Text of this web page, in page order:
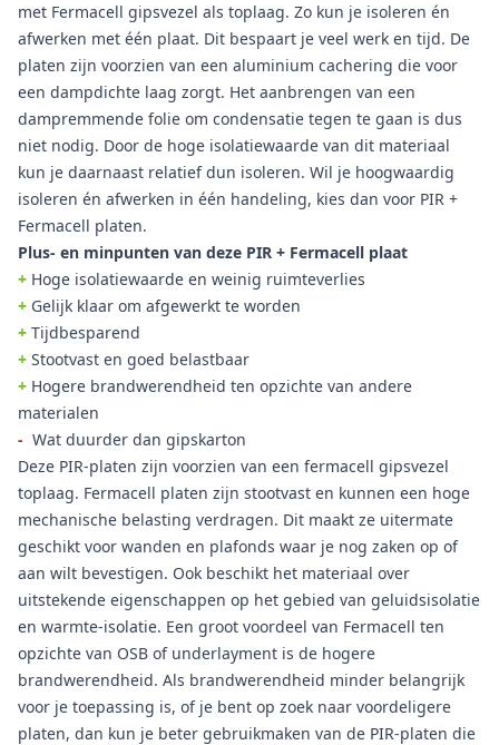
met Fermacell gipsvezel als toplaag. Zo kun je isoleren én
afwerken met één plaat. Dit bespaart je veel werk en tijd. De
platen zijn voorzien van een aluminium cachering die voor
een dampdichte laag zorgt. Het aanbrengen van een
dampremmende folie om condensatie tegen te gaan is dus
niet nodig. Door de hoge isolatiewaarde van dit materiaal
kun je daarnaast relatief dun isoleren. Wil je hoogwaardig
isoleren én afwerken in één handeling, kies dan voor PIR +
Fermacell platen.
Plus- en minpunten van deze PIR + Fermacell plaat
+ Hoge isolatiewaarde en weinig ruimteverlies
+ Gelijk klaar om afgewerkt te worden
+ Tijdbesparend
+ Stootvast en goed belastbaar
+ Hogere brandwerendheid ten opzichte van andere
materialen
- Wat duurder dan gipskarton
Deze PIR-platen zijn voorzien van een fermacell gipsvezel
toplaag. Fermacell platen zijn stootvast en kunnen een hoge
mechanische belasting verdragen. Dit maakt ze uitermate
geschikt voor wanden en plafonds waar je nog zaken op of
aan wilt bevestigen. Ook beschikt het materiaal over
uitstekende eigenschappen op het gebied van geluidsisolatie
en warmte-isolatie. Een groot voordeel van Fermacell ten
opzichte van OSB of underlayment is de hogere
brandwerendheid. Als brandwerendheid minder belangrijk
voor je toepassing is, of je bent op zoek naar voordeligere
platen, dan kun je beter gebruikmaken van de PIR-platen die